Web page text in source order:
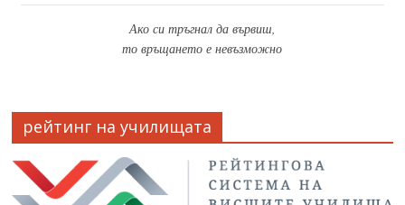
Ако си тръгнал да вървиш,
то връщането е невъзможно
рейтинг на училищата